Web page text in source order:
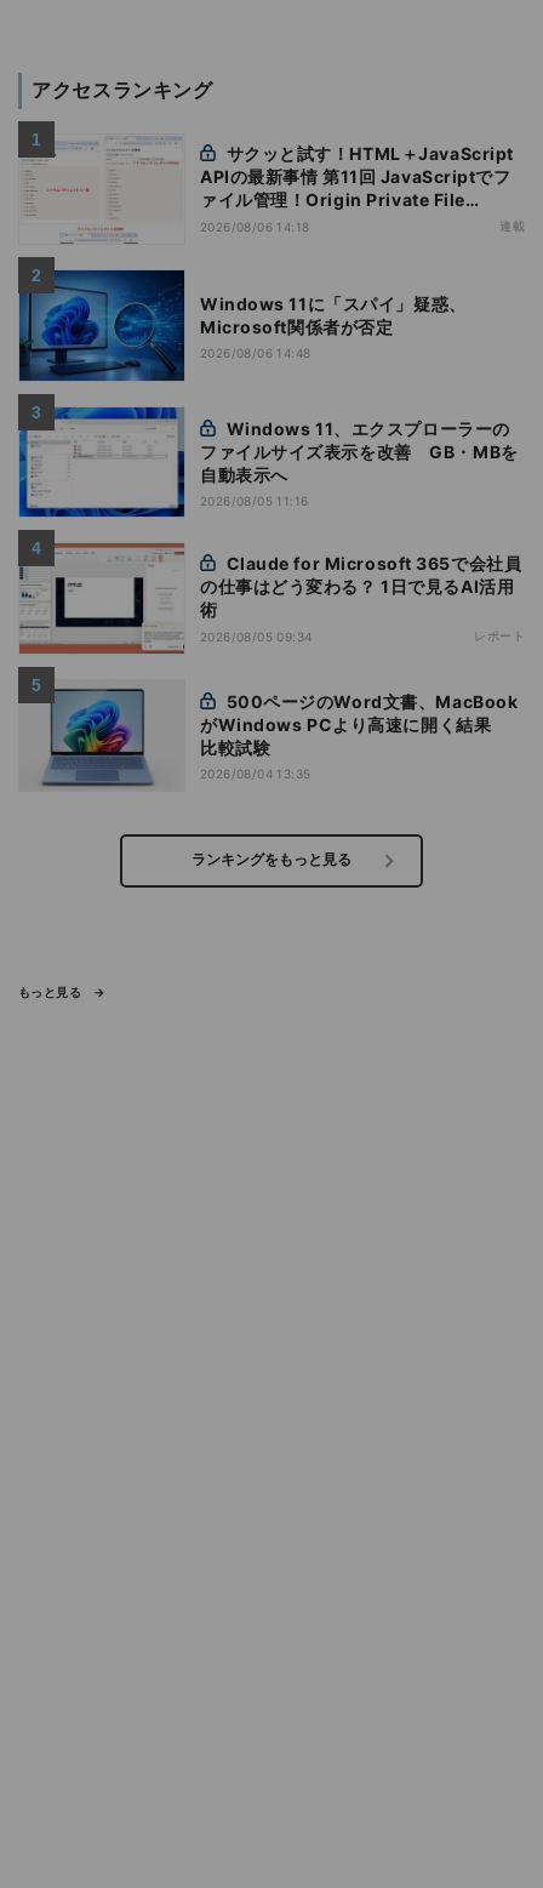
アクセスランキング
APIの最新事情 第11回 JavaScriptでフ
ァイル管理！Origin Private File
Systemを活用する
2026/08/06 14:18 連載
Windows 11に「スパイ」疑惑、
Microsoft関係者が否定
2026/08/06 14:48
ファイルサイズ表示を改善 GB・MBを
自動表示へ
2026/08/05 11:16
の仕事はどう変わる？ 1日で見るAI活用
術
2026/08/05 09:34 レポート
がWindows PCより高速に開く結果
比較試験
2026/08/04 13:35
ランキングをもっと見る
もっと見る